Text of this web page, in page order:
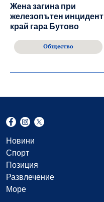
Жена загина при
железопътен инцидент
край гара Бутово
Общество
Новини
Спорт
Позиция
Развлечение
Море